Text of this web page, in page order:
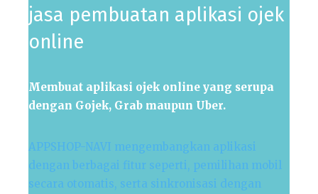
jasa pembuatan aplikasi ojek
online
Membuat aplikasi ojek online yang serupa
dengan Gojek, Grab maupun Uber.
APPSHOP-NAVI mengembangkan aplikasi
dengan berbagai fitur seperti, pemilihan mobil
secara otomatis, serta sinkronisasi dengan